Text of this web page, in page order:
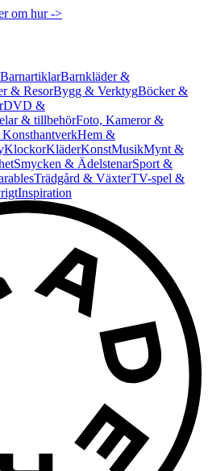
om hur ->
BarnartiklarBarnkläder &
& ResorBygg & VerktygBöcker &
DVD &
& tillbehörFoto, Kameror &
Hem &
KlockorKläderKonstMusikMynt &
Smycken & ÄdelstenarSport &
Trädgård & VäxterTV-spel &
Inspiration